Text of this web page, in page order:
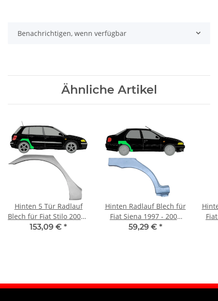
Benachrichtigen, wenn verfügbar
Ähnliche Artikel
Hinten 5 Tür Radlauf
Blech für Fiat Stilo 2001 -
2010 rechts
153,09 € *
Hinten Radlauf Blech für
Fiat Siena 1997 - 2001
rechts
59,29 € *